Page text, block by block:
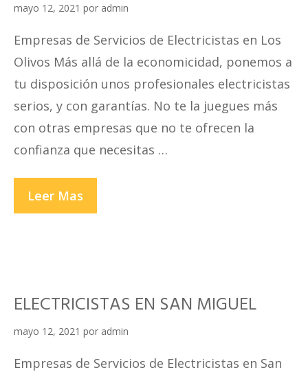
mayo 12, 2021 por admin
Empresas de Servicios de Electricistas en Los
Olivos Más allá de la economicidad, ponemos a
tu disposición unos profesionales electricistas
serios, y con garantías. No te la juegues más
con otras empresas que no te ofrecen la
confianza que necesitas …
Leer Mas
EN
ELECTRICISTAS EN SAN MIGUEL
mayo 12, 2021 por admin
Empresas de Servicios de Electricistas en San